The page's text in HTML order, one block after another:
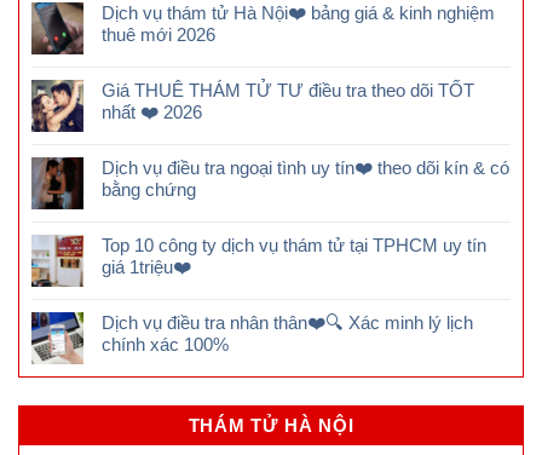
Dịch vụ thám tử Hà Nội❤️ bảng giá & kinh nghiệm
thuê mới 2026
Giá THUÊ THÁM TỬ TƯ điều tra theo dõi TỐT
nhất ❤️ 2026
Dịch vụ điều tra ngoại tình uy tín❤️ theo dõi kín & có
bằng chứng
Top 10 công ty dịch vụ thám tử tại TPHCM uy tín
giá 1triệu❤️
Dịch vụ điều tra nhân thân❤️🔍 Xác minh lý lịch
chính xác 100%
THÁM TỬ HÀ NỘI